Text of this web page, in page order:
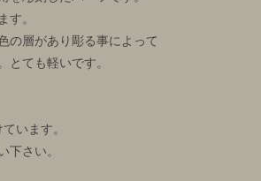
す。
の層があり彫る事によって
とても軽いです。
います。
下さい。